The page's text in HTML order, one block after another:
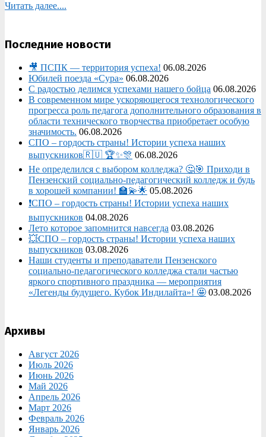
Читать далее....
Последние новости
🎥 ПСПК — территория успеха! 06.08.2026
Юбилей поезда «Сура» 06.08.2026
С радостью делимся успехами нашего бойца 06.08.2026
В современном мире ускоряющегося технологического
прогресса роль педагога дополнительного образования в
области технического творчества приобретает особую
значимость. 06.08.2026
СПО – гордость страны! Истории успеха наших
выпускников🇷🇺 🏆✨🎊 06.08.2026
Не определился с выбором колледжа? 🤔🎯 Приходи в
Пензенский социально-педагогический колледж и будь
в хорошей компании! 🏫💫🌟 05.08.2026
❗СПО – гордость страны! Истории успеха наших
выпускников 04.08.2026
Лето которое запомнится навсегда 03.08.2026
💥СПО – гордость страны! Истории успеха наших
выпускников 03.08.2026
Наши студенты и преподаватели Пензенского
социально‑педагогического колледжа стали частью
яркого спортивного праздника — мероприятия
«Легенды будущего. Кубок Индилайта»! 🤩 03.08.2026
Архивы
Август 2026
Июль 2026
Июнь 2026
Май 2026
Апрель 2026
Март 2026
Февраль 2026
Январь 2026